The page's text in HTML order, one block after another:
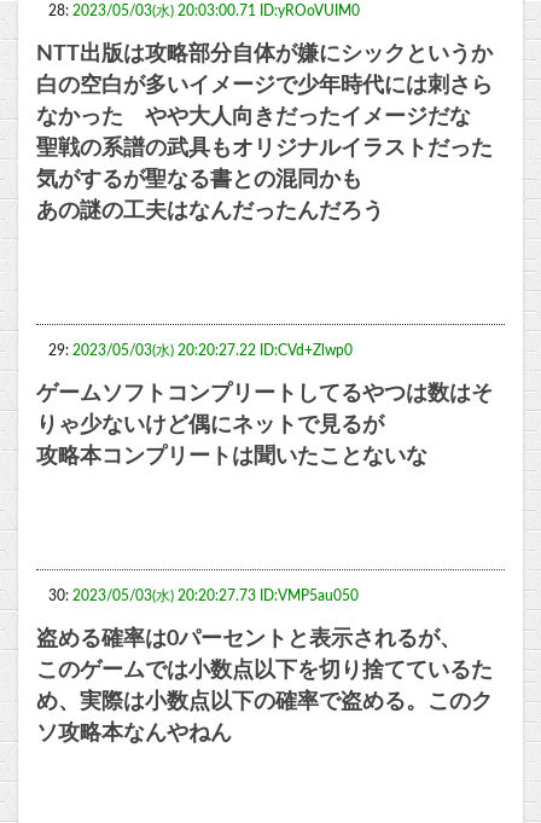
28: 2023/05/03(水) 20:03:00.71 ID:yROoVUIM0
NTT出版は攻略部分自体が嫌にシックというか
白の空白が多いイメージで少年時代には刺さら
なかった やや大人向きだったイメージだな
聖戦の系譜の武具もオリジナルイラストだった
気がするが聖なる書との混同かも
あの謎の工夫はなんだったんだろう
29: 2023/05/03(水) 20:20:27.22 ID:CVd+Zlwp0
ゲームソフトコンプリートしてるやつは数はそ
りゃ少ないけど偶にネットで見るが
攻略本コンプリートは聞いたことないな
30: 2023/05/03(水) 20:20:27.73 ID:VMP5au050
盗める確率は0パーセントと表示されるが、
このゲームでは小数点以下を切り捨てているた
め、実際は小数点以下の確率で盗める。このク
ソ攻略本なんやねん